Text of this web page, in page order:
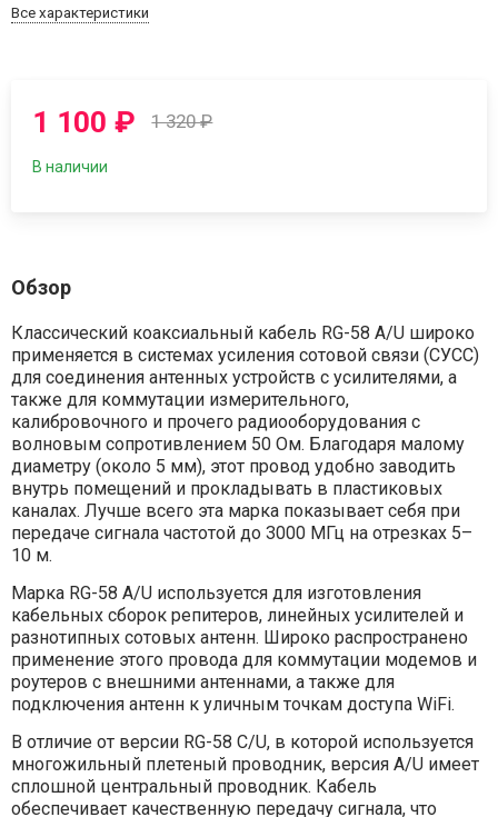
Все характеристики
1 100₽ 1 320₽
В наличии
Обзор
Классический коаксиальный кабель RG-58 A/U широко
применяется в системах усиления сотовой связи (СУСС)
для соединения антенных устройств с усилителями, а
также для коммутации измерительного,
калибровочного и прочего радиооборудования с
волновым сопротивлением 50 Ом. Благодаря малому
диаметру (около 5 мм), этот провод удобно заводить
внутрь помещений и прокладывать в пластиковых
каналах. Лучше всего эта марка показывает себя при
передаче сигнала частотой до 3000 МГц на отрезках 5–
10 м.
Марка RG-58 A/U используется для изготовления
кабельных сборок репитеров, линейных усилителей и
разнотипных сотовых антенн. Широко распространено
применение этого провода для коммутации модемов и
роутеров с внешними антеннами, а также для
подключения антенн к уличным точкам доступа WiFi.
В отличие от версии RG-58 C/U, в которой используется
многожильный плетеный проводник, версия A/U имеет
сплошной центральный проводник. Кабель
обеспечивает качественную передачу сигнала, что